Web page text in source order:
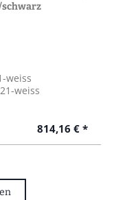
weiss
weiss
814,16 € *